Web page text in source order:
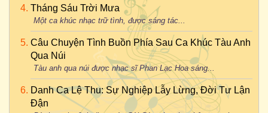
Tháng Sáu Trời Mưa
Một ca khúc nhạc trữ tình, được sáng tác...
Câu Chuyện Tình Buồn Phía Sau Ca Khúc Tàu Anh
Qua Núi
Tàu anh qua núi được nhạc sĩ Phan Lạc Hoa sáng...
Danh Ca Lệ Thu: Sự Nghiệp Lẫy Lừng, Đời Tư Lận
Đận